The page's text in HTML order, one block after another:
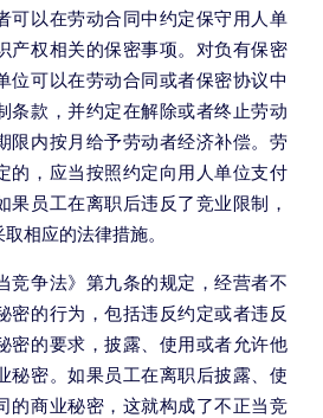
可以在劳动合同中约定保守用人单
产权相关的保密事项。对负有保密
位可以在劳动合同或者保密协议中
条款，并约定在解除或者终止劳动
限内按月给予劳动者经济补偿。劳
的，应当按照约定向用人单位支付
果员工在离职后违反了竞业限制，
相应的法律措施。
竞争法》第九条的规定，经营者不
密的行为，包括违反约定或者违反
密的要求，披露、使用或者允许他
秘密。如果员工在离职后披露、使
的商业秘密，这就构成了不正当竞